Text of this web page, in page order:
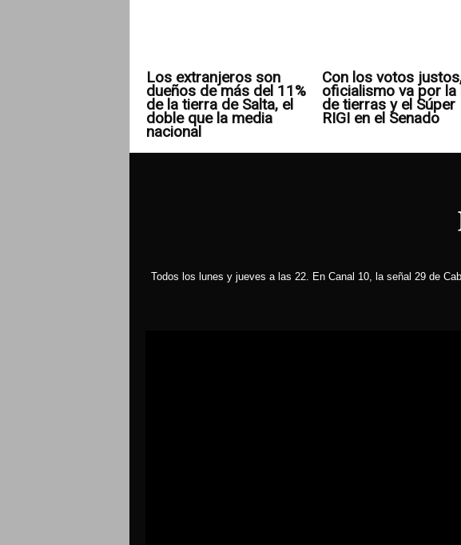
Los extranjeros son
dueños de más del 11%
de la tierra de Salta, el
doble que la media
nacional
Con los votos
oficialismo va por la
de tierras y el Súper
RIGI en el Senado
Todos los lunes y jueves a las 22. En Canal 10, la señal 29 de